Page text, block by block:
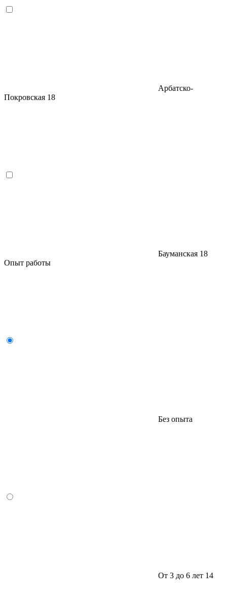
Арбатско-
Покровская 18
Бауманская 18
Опыт работы
Без опыта
От 3 до 6 лет 14